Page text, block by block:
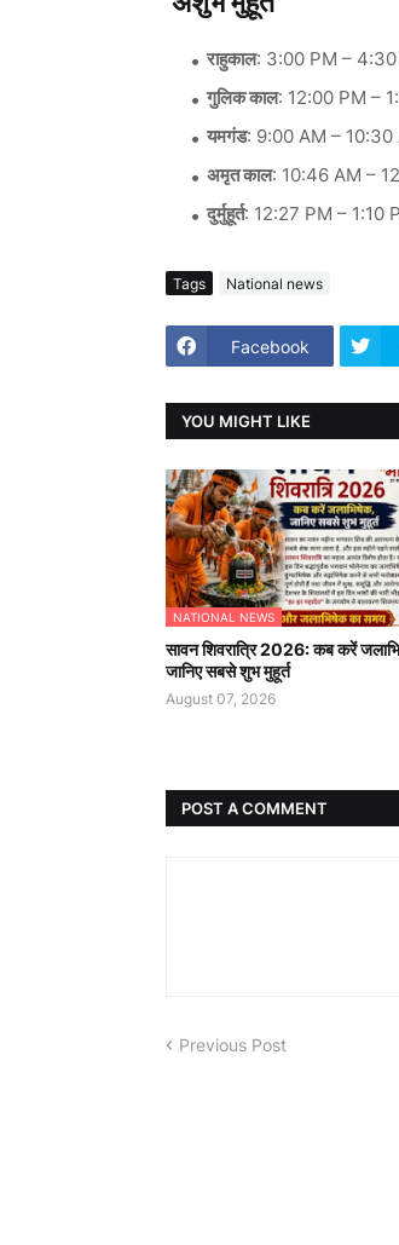
राहुकाल: 3:00 PM – 4:30
गुलिक काल: 12:00 PM –
यमगंड: 9:00 AM – 10:30
अमृत काल: 10:46 AM –
दुर्मुहूर्त: 12:27 PM – 1:10
Tags National news
Facebook
YOU MIGHT LIKE
NATIONAL NEWS
सावन शिवरात्रि 2026: कब करें
जानिए सबसे शुभ मुहूर्त
August 07, 2026
POST A COMMENT
Previous Post